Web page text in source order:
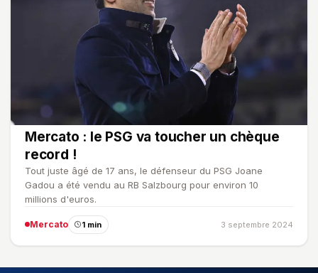
Mercato : le PSG va toucher un chèque
record !
Tout juste âgé de 17 ans, le défenseur du PSG Joane
Gadou a été vendu au RB Salzbourg pour environ 10
millions d'euros.
Mercato 1 min 3 septembre 2024